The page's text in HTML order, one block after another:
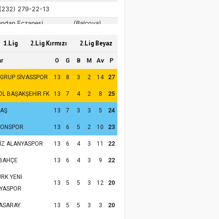
1.Lig 2.Lig Kırmızı 2.Lig Beyaz
O G B M Av P
SİVASSPOR 13 8 3 2 14 27
BAŞAKŞEHİR FK 13 7 4 2 8 25
13 7 3 3 5 24
13 6 5 2 10 23
ALANYASPOR 13 6 4 3 11 22
13 6 4 3 9 22
YENİ
13 5 5 3 12 20
13 5 5 3 3 20